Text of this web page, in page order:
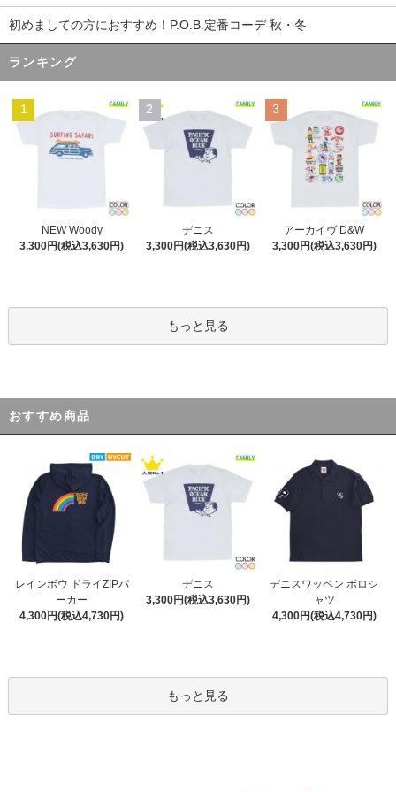
初めましての方におすすめ！P.O.B.定番コーデ 秋・冬
ランキング
1
NEW Woody
3,300円(税込3,630円)
2
デニス
3,300円(税込3,630円)
3
アーカイヴ D&W
3,300円(税込3,630円)
もっと見る
おすすめ商品
レインボウ ドライZIPパ
ーカー
4,300円(税込4,730円)
デニス
3,300円(税込3,630円)
デニスワッペン ポロシ
ャツ
4,300円(税込4,730円)
もっと見る